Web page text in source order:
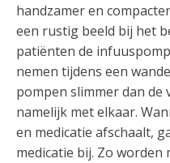
handzamer en
een rustig beeld bij het
patiënten de
nemen tijdens een
pompen slimmer dan de
namelijk met elkaar.
en medicatie afschaalt,
medicatie bij. Zo worden